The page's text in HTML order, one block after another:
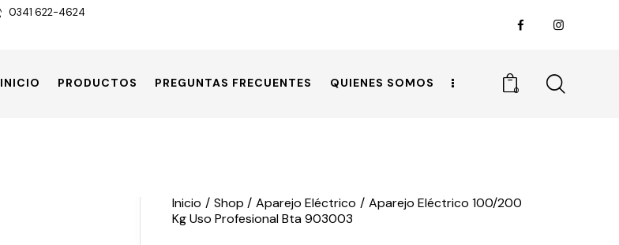
0341 622-4624
INICIO PRODUCTOS PREGUNTAS FRECUENTES QUIENES SOMOS
0
Inicio Shop Aparejo Eléctrico
Aparejo Eléctrico 100/200
Kg Uso Profesional Bta 903003